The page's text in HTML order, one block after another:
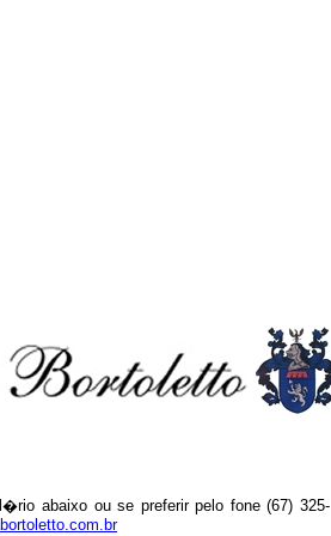
abaixo ou se preferir pelo fone (67) 325-